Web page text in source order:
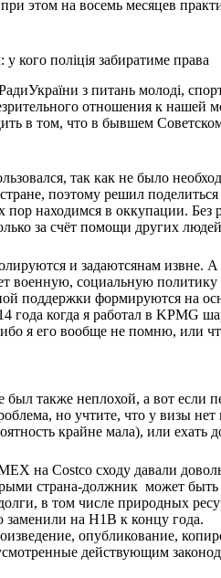
этом на восемь месяцев
кого поліція забиратиме права
з питань молоді,
отношения к нашей
в том, что в бывшем
так как не было
поэтому решил
находимся в оккупации. Без
за счёт помощи других
и задаютсянам извне.
военную, социальную политику
поддержки формируются на
года когда я работал в KPMG
я его вообще не помню, или
также неплохой, а вот если
но учтите, что у визы
крайне мала), или ехать
на Costco сходу давали
страна-должник может быть
в том числе природных
заменили на H1B к концу года.
опубликование,
действующим